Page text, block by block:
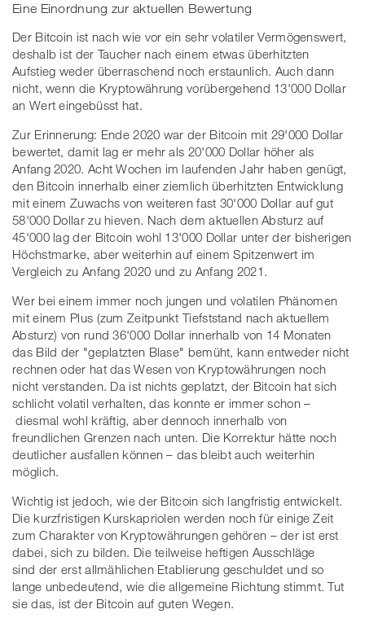
Eine Einordnung zur aktuellen Bewertung
Der Bitcoin ist nach wie vor ein sehr volatiler Vermögenswert,
deshalb ist der Taucher nach einem etwas überhitzten
Aufstieg weder überraschend noch erstaunlich. Auch dann
nicht, wenn die Kryptowährung vorübergehend 13'000 Dollar
an Wert eingebüsst hat.
Zur Erinnerung: Ende 2020 war der Bitcoin mit 29'000 Dollar
bewertet, damit lag er mehr als 20'000 Dollar höher als
Anfang 2020. Acht Wochen im laufenden Jahr haben genügt,
den Bitcoin innerhalb einer ziemlich überhitzten Entwicklung
mit einem Zuwachs von weiteren fast 30'000 Dollar auf gut
58'000 Dollar zu hieven. Nach dem aktuellen Absturz auf
45'000 lag der Bitcoin wohl 13'000 Dollar unter der bisherigen
Höchstmarke, aber weiterhin auf einem Spitzenwert im
Vergleich zu Anfang 2020 und zu Anfang 2021.
Wer bei einem immer noch jungen und volatilen Phänomen
mit einem Plus (zum Zeitpunkt Tiefststand nach aktuellem
Absturz) von rund 36'000 Dollar innerhalb von 14 Monaten
das Bild der "geplatzten Blase" bemüht, kann entweder nicht
rechnen oder hat das Wesen von Kryptowährungen noch
nicht verstanden. Da ist nichts geplatzt, der Bitcoin hat sich
schlicht volatil verhalten, das konnte er immer schon –
diesmal wohl kräftig, aber dennoch innerhalb von
freundlichen Grenzen nach unten. Die Korrektur hätte noch
deutlicher ausfallen können – das bleibt auch weiterhin
möglich.
Wichtig ist jedoch, wie der Bitcoin sich langfristig entwickelt.
Die kurzfristigen Kurskapriolen werden noch für einige Zeit
zum Charakter von Kryptowährungen gehören – der ist erst
dabei, sich zu bilden. Die teilweise heftigen Ausschläge
sind der erst allmählichen Etablierung geschuldet und so
lange unbedeutend, wie die allgemeine Richtung stimmt. Tut
sie das, ist der Bitcoin auf guten Wegen.